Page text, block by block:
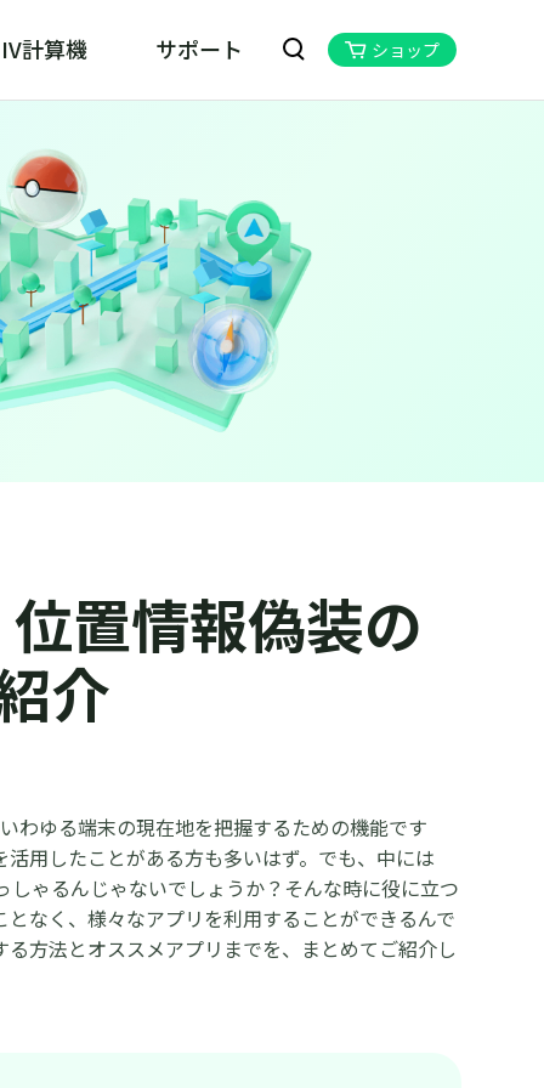
MHN Wizard
ンNOW位置情報変更ツール
IV計算機 サポート ショップ
置情報偽装の
介
わゆる端末の現在地を把握するための機能です
用したことがある方も多いはず。でも、中には
ゃるんじゃないでしょうか？そんな時に役に立つ
なく、様々なアプリを利用することができるんで
方法とオススメアプリまでを、まとめてご紹介し